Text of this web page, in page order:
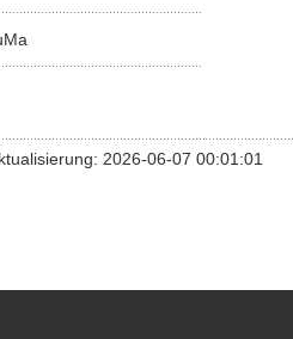
2026-06-07 00:01:01